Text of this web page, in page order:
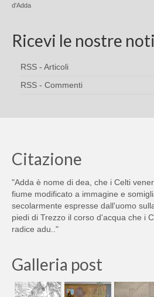
d'Adda
Ricevi le nostre
RSS - Articoli
RSS - Commenti
Citazione
"Adda è nome di dea, che i Celti
fiume modificato a immagine e
secolarmente espresse dall'uomo
piedi di Trezzo il corso d'acqua che i
radice adu.."
Galleria post